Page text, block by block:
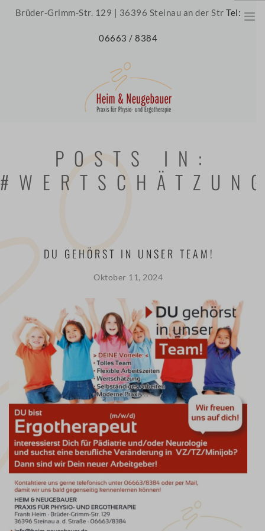
Brüder-Grimm-Str. 129 | 36396 Steinau an der Str Tel:
06663 / 8384
ÜBER UNS
UNSERE PRAXIS
UNSER TEAM
THERAPIE
HEILPRAKTIKER
PHYSIOTHERAPIE
TRAINING
MEDIZINISCHE
TRAININGSTHERAPIE
KURSE
YOGA
PILATES
PRÄVENTIVE
RÜCKENSCHULE
POSTS IN:
DU GEHÖRST IN UNSER TEAM!
Oktober 11, 2024